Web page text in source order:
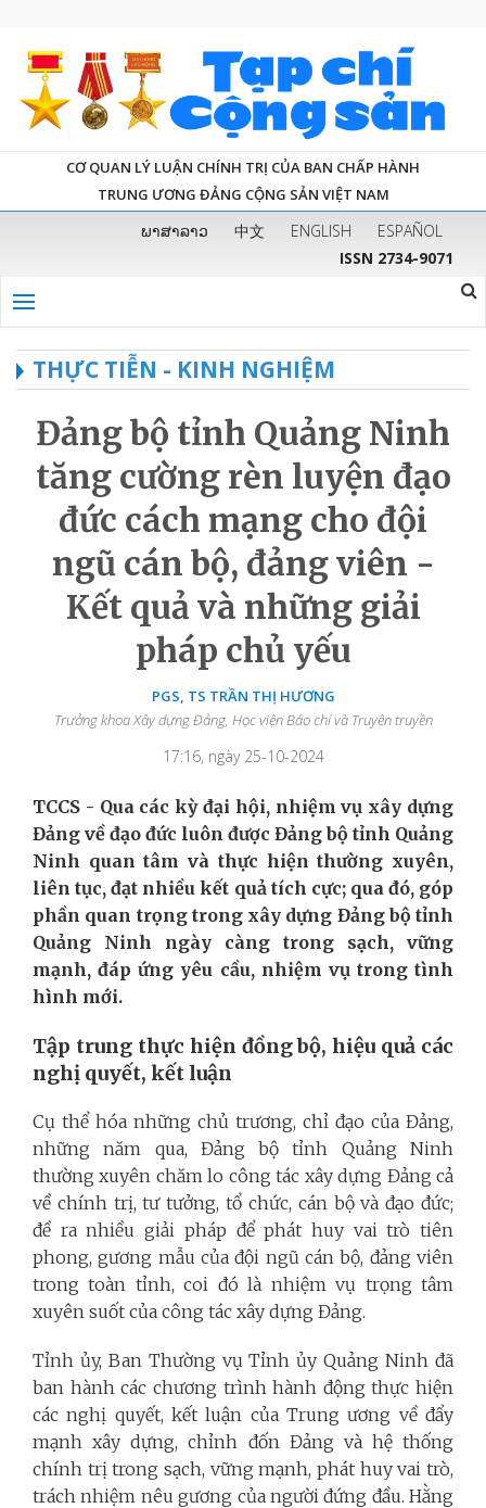
CƠ QUAN LÝ LUẬN CHÍNH TRỊ CỦA BAN CHẤP HÀNH
TRUNG ƯƠNG ĐẢNG CỘNG SẢN VIỆT NAM
ພາສາລາວ 中文 ENGLISH
ESPAÑOL
ISSN 2734-9071
THỰC TIỄN - KINH NGHIỆM
Đảng bộ tỉnh Quảng Ninh
tăng cường rèn luyện đạo
đức cách mạng cho đội
ngũ cán bộ, đảng viên -
Kết quả và những giải
pháp chủ yếu
PGS, TS TRẦN THỊ HƯƠNG
Trưởng khoa Xây dựng Đảng, Học viện Báo chí và Truyên truyền
17:16, ngày 25-10-2024
TCCS - Qua các kỳ đại hội, nhiệm vụ xây dựng
Đảng về đạo đức luôn được Đảng bộ tỉnh Quảng
Ninh quan tâm và thực hiện thường xuyên,
liên tục, đạt nhiều kết quả tích cực; qua đó, góp
phần quan trọng trong xây dựng Đảng bộ tỉnh
Quảng Ninh ngày càng trong sạch, vững
mạnh, đáp ứng yêu cầu, nhiệm vụ trong tình
hình mới.
Tập trung thực hiện đồng bộ, hiệu quả các
nghị quyết, kết luận
Cụ thể hóa những chủ trương, chỉ đạo của Đảng,
những năm qua, Đảng bộ tỉnh Quảng Ninh
thường xuyên chăm lo công tác xây dựng Đảng cả
về chính trị, tư tưởng, tổ chức, cán bộ và đạo đức;
đề ra nhiều giải pháp để phát huy vai trò tiên
phong, gương mẫu của đội ngũ cán bộ, đảng viên
trong toàn tỉnh, coi đó là nhiệm vụ trọng tâm
xuyên suốt của công tác xây dựng Đảng.
Tỉnh ủy, Ban Thường vụ Tỉnh ủy Quảng Ninh đã
ban hành các chương trình hành động thực hiện
các nghị quyết, kết luận của Trung ương về đẩy
mạnh xây dựng, chỉnh đốn Đảng và hệ thống
chính trị trong sạch, vững mạnh, phát huy vai trò,
trách nhiệm nêu gương của người đứng đầu. Hằng